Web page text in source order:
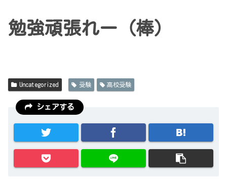
勉強頑張れー（棒）
Uncategorized 受験 高校受験
シェアする